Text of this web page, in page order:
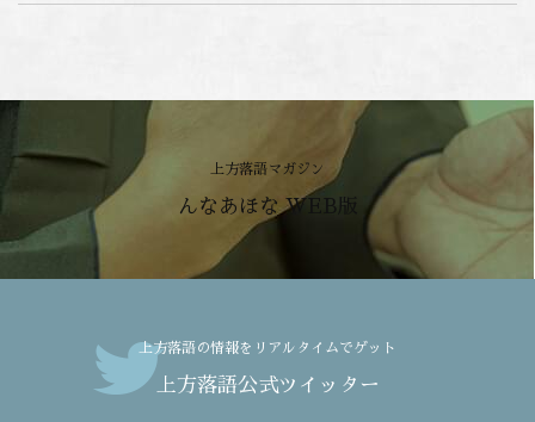
上方落語マガジン
んなあほな WEB版
上方落語の情報をリアルタイムでゲット
上方落語公式ツイッター